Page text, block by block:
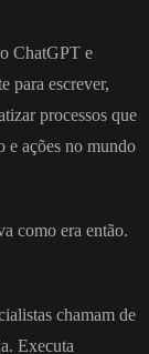
ChatGPT e
para escrever,
processos que
e ações no mundo
como era então.
chamam de
Executa